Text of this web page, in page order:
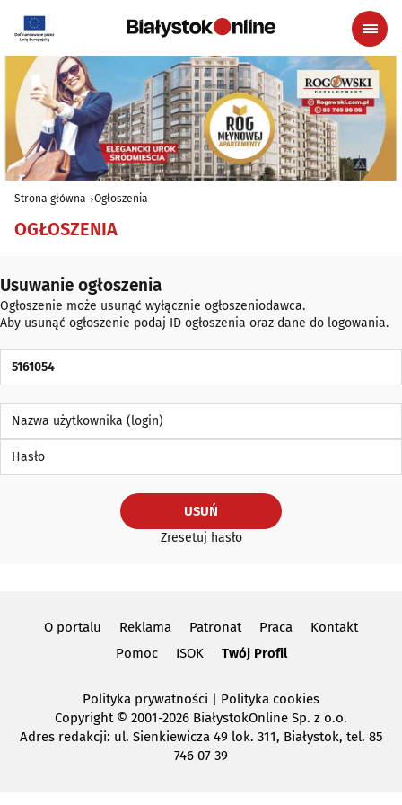
Strona główna Ogłoszenia
OGŁOSZENIA
Usuwanie ogłoszenia
Ogłoszenie może usunąć wyłącznie ogłoszeniodawca.
Aby usunąć ogłoszenie podaj ID ogłoszenia oraz dane do logowania.
Nazwa użytkownika (login)
USUŃ
Zresetuj hasło
O portalu Reklama Patronat Praca
Kontakt
Pomoc
ISOK Twój Profil
Polityka prywatności | Polityka cookies
Copyright © 2001-2026 BiałystokOnline Sp. z o.o.
Adres redakcji: ul. Sienkiewicza 49 lok. 311, Białystok, tel. 85
746 07 39